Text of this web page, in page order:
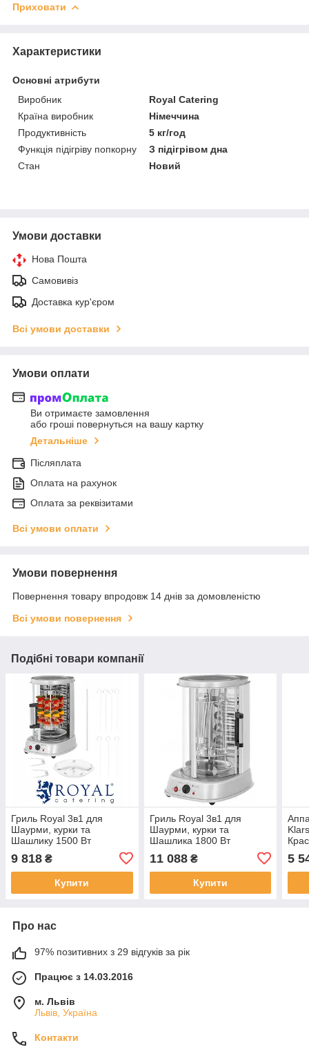
Приховати
Характеристики
Основні атрибути
Виробник
Royal Catering
Країна виробник
Німеччина
Продуктивність
5 кг/год
Функція підігріву попкорну
З підігрівом дна
Стан
Новий
Умови доставки
Нова Пошта
Самовивіз
Доставка кур'єром
Всі умови доставки
Умови оплати
Ви отримаєте замовлення
або гроші повернуться на вашу картку
Детальніше
Післяплата
Оплата на рахунок
Оплата за реквізитами
Всі умови оплати
Умови повернення
Повернення товару впродовж 14 днів за домовленістю
Всі умови повернення
Подібні товари компанії
Гриль Royal 3в1 для
Шаурми, курки та
Шашлику 1500 Вт
9 818 ₴
Купити
Гриль Royal 3в1 для
Шаурми, курки та
Шашлика 1800 Вт
11 088₴
Купити
5
Про нас
97% позитивних з 29 відгуків за рік
Працює з 14.03.2016
м. Львів
Львів, Україна
Контакти